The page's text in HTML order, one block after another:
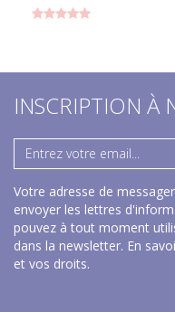
INSCRIPTION À
Votre adresse de
envoyer les lettres
pouvez à tout moment
dans la newsletter. En
et vos droits.